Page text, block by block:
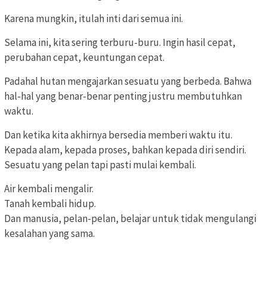
Karena mungkin, itulah inti dari semua ini.
Selama ini, kita sering terburu-buru. Ingin hasil cepat,
perubahan cepat, keuntungan cepat.
Padahal hutan mengajarkan sesuatu yang berbeda. Bahwa
hal-hal yang benar-benar penting justru membutuhkan
waktu.
Dan ketika kita akhirnya bersedia memberi waktu itu.
Kepada alam, kepada proses, bahkan kepada diri sendiri.
Sesuatu yang pelan tapi pasti mulai kembali.
Air kembali mengalir.
Tanah kembali hidup.
Dan manusia, pelan-pelan, belajar untuk tidak mengulangi
kesalahan yang sama.